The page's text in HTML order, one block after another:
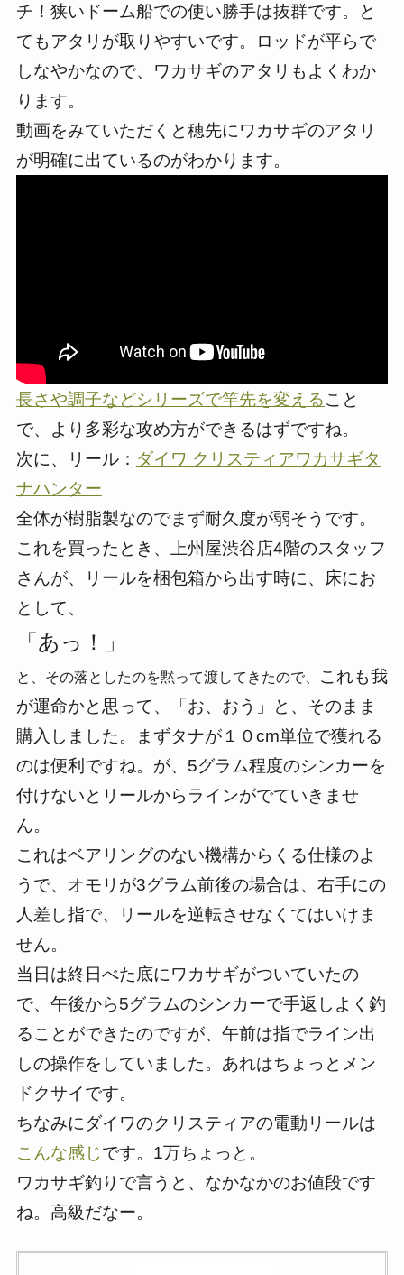
チ！狭いドーム船での使い勝手は抜群です。と
てもアタリが取りやすいです。ロッドが平らで
しなやかなので、ワカサギのアタリもよくわか
ります。
動画をみていただくと穂先にワカサギのアタリ
が明確に出ているのがわかります。
長さや調子などシリーズで竿先を変えること
で、より多彩な攻め方ができるはずですね。
次に、リール： ダイワ クリスティアワカサギタ
ナハンター
全体が樹脂製なのでまず耐久度が弱そうです。
これを買ったとき、上州屋渋谷店4階のスタッフ
さんが、リールを梱包箱から出す時に、床にお
として、
「あっ！」
と、その落としたのを黙って渡してきたので、
これも我
が運命かと思って、「お、おう」と、そのまま
購入しました。まずタナが１０cm単位で獲れる
のは便利ですね。が、5グラム程度のシンカーを
付けないとリールからラインがでていきませ
ん。
これはベアリングのない機構からくる仕様のよ
うで、オモリが3グラム前後の場合は、右手にの
人差し指で、リールを逆転させなくてはいけま
せん。
当日は終日べた底にワカサギがついていたの
で、午後から5グラムのシンカーで手返しよく釣
ることができたのですが、午前は指でライン出
しの操作をしていました。あれはちょっとメン
ドクサイです。
ちなみにダイワのクリスティアの電動リールは
こんな感じです。1万ちょっと。
ワカサギ釣りで言うと、なかなかのお値段です
ね。高級だなー。